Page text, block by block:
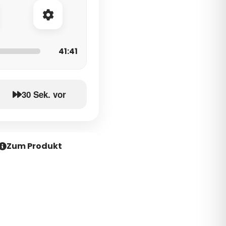
41:41
30 Sek. vor
Zum Produkt